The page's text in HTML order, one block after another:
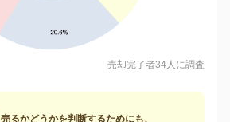
売却完了者34人に調査
売るかどうかを判断するためにも、